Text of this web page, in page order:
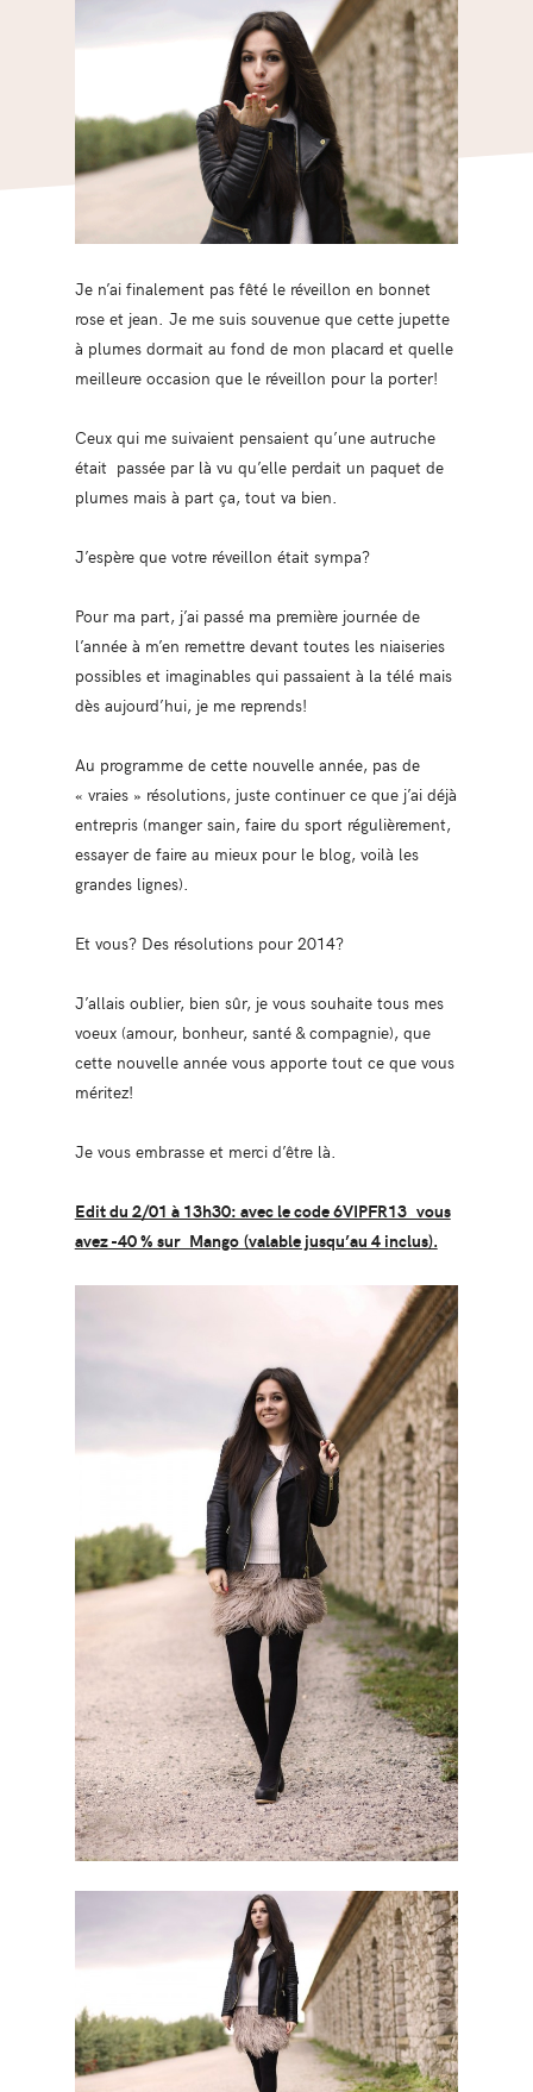
Je n’ai finalement pas fêté le réveillon en bonnet
rose et jean. Je me suis souvenue que cette jupette
à plumes dormait au fond de mon placard et quelle
meilleure occasion que le réveillon pour la porter!
Ceux qui me suivaient pensaient qu’une autruche
était passée par là vu qu’elle perdait un paquet de
plumes mais à part ça, tout va bien.
J’espère que votre réveillon était sympa?
Pour ma part, j’ai passé ma première journée de
l’année à m’en remettre devant toutes les niaiseries
possibles et imaginables qui passaient à la télé mais
dès aujourd’hui, je me reprends!
Au programme de cette nouvelle année, pas de
« vraies » résolutions, juste continuer ce que j’ai déjà
entrepris (manger sain, faire du sport régulièrement,
essayer de faire au mieux pour le blog, voilà les
grandes lignes).
Et vous? Des résolutions pour 2014?
J’allais oublier, bien sûr, je vous souhaite tous mes
voeux (amour, bonheur, santé & compagnie), que
cette nouvelle année vous apporte tout ce que vous
méritez!
Je vous embrasse et merci d’être là.
Edit du 2/01 à 13h30: avec le code 6VIPFR13 vous
avez -40 % sur Mango (valable jusqu’au 4 inclus).